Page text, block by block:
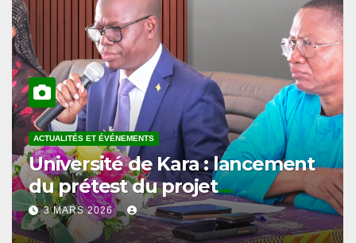
ACTUALITÉS ET ÉVÉNEMENTS
Université de Kara : l’ISPAU
ouvre le cycle de conférences
du prétest sur l’éthique et la
lutte contre la corruption
2 MARS 2026